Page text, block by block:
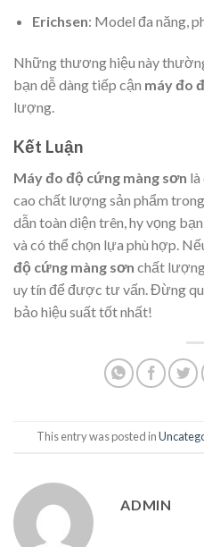
Erichsen: Model đa năng,
Những thương hiệu này
bạn dễ dàng tiếp cận máy đo
lượng.
Kết Luận
Máy đo độ cứng màng sơn là
cao chất lượng sản phẩm
dẫn toàn diện trên, hy vọng
và có thể chọn lựa phù hợp.
độ cứng màng sơn chất
uy tín để được tư vấn. Đừng
bảo hiệu suất tốt nhất!
This entry was posted in
ADMIN